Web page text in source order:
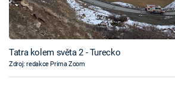
Tatra kolem světa 2 - Turecko
Zdroj: redakce Prima Zoom